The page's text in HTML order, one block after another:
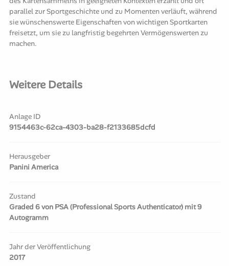
parallel zur Sportgeschichte und zu Momenten verläuft, während
sie wünschenswerte Eigenschaften von wichtigen Sportkarten
freisetzt, um sie zu langfristig begehrten Vermögenswerten zu
machen.
Weitere Details
Anlage ID
9154463c-62ca-4303-ba28-f2133685dcfd
Herausgeber
Panini America
Zustand
Graded 6 von PSA (Professional Sports Authenticator) mit 9
Autogramm
Jahr der Veröffentlichung
2017